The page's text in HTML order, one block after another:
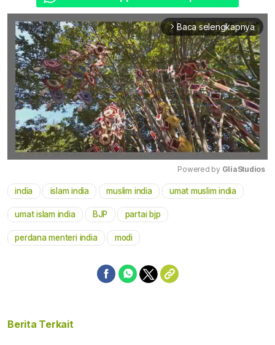
arrow_forward_ios Baca selengkapnya
Mute
Powered by GliaStudios
india islam india muslim india umat muslim india
umat islam india BJP partai bjp
perdana menteri india modi
Berita Terkait